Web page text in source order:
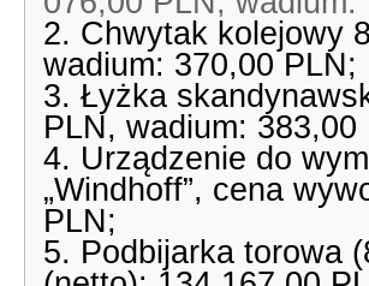
2. Chwytak kolejowy
wadium: 370,00 PLN;
3. Łyżka
PLN, wadium: 383,00
4. Urządzenie do
„Windhoff”, cena
PLN;
5. Podbijarka torowa